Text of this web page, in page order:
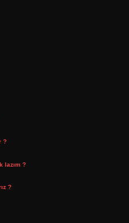
?
lazım ?
?